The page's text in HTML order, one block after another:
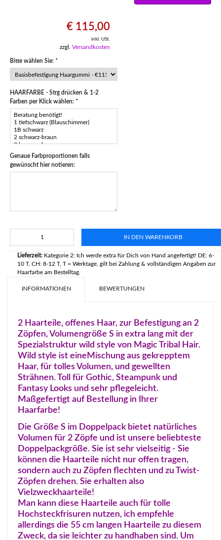
€ 115,00
inkl. USt.
zzgl. Versandkosten
Bitte wählen Sie: *
HAARFARBE - Strg drücken & 1-2
Farben per Klick wählen: *
Genaue Farbproportionen falls
gewünscht hier notieren:
IN DEN WARENKORB
Lieferzeit: Kategorie 2: Ich werde extra für Dich von Hand angefertigt! DE: 6-
10 T, CH: 8-12 T, T = Werktage, gilt bei Zahlung & vollständigen Angaben zur
Haarfarbe am Bestelltag.
INFORMATIONEN BEWERTUNGEN
2 Haarteile, offenes Haar, zur Befestigung an 2
Zöpfen, Volumengröße S in extra lang mit der
Spezialstruktur wild style von Magic Tribal Hair.
Wild style ist eineMischung aus gekrepptem
Haar, für tolles Volumen, und gewellten
Strähnen. Toll für Gothic, Steampunk und
Fantasy Looks und sehr pflegeleicht.
Maßgefertigt auf Bestellung in Ihrer
Haarfarbe!
Die Größe S im Doppelpack bietet natürliches
Volumen für 2 Zöpfe und ist unsere beliebteste
Doppelpackgröße. Sie ist sehr vielseitig - Sie
können die Haarteile nicht nur offen tragen,
sondern auch zu Zöpfen flechten und zu Twist-
Zöpfen drehen. Sie erhalten also
Vielzweckhaarteile!
Man kann diese Haarteile auch für tolle
Hochsteckfrisuren nutzen, ich empfehle
allerdings die 55 cm langen Haarteile zu diesem
Zweck, da sie leichter zu handhaben sind. Um